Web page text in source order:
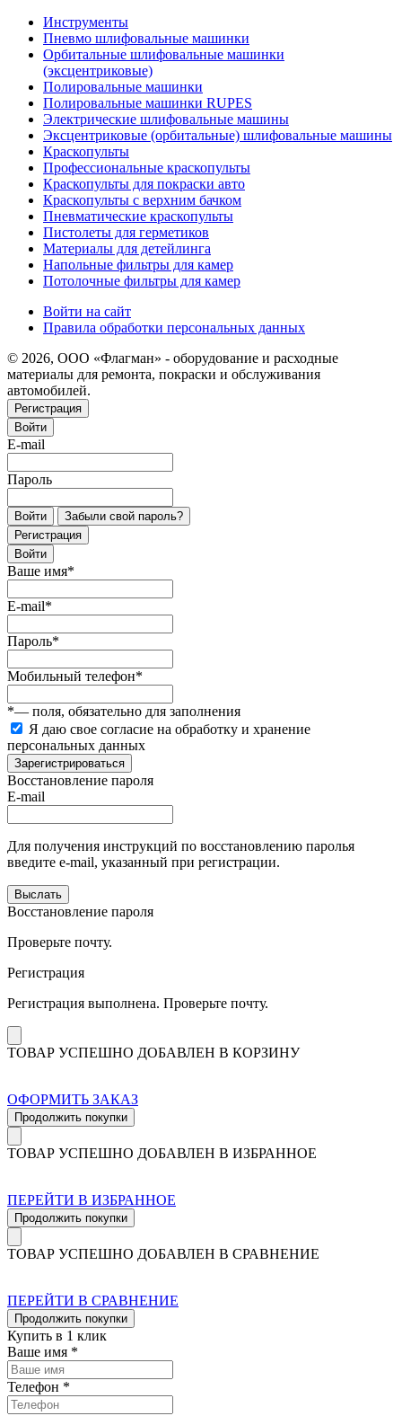
Инструменты
Пневмо шлифовальные машинки
Орбитальные шлифовальные машинки
(эксцентриковые)
Полировальные машинки
Полировальные машинки RUPES
Электрические шлифовальные машины
Эксцентриковые (орбитальные) шлифовальные машины
Краскопульты
Профессиональные краскопульты
Краскопульты для покраски авто
Краскопульты с верхним бачком
Пневматические краскопульты
Пистолеты для герметиков
Материалы для детейлинга
Напольные фильтры для камер
Потолочные фильтры для камер
Войти на сайт
Правила обработки персональных данных
© 2026, ООО «Флагман» - оборудование и расходные
материалы для ремонта, покраски и обслуживания
автомобилей.
Регистрация
Войти
E-mail
Пароль
Войти
Забыли свой пароль?
Регистрация
Войти
Ваше имя*
E-mail*
Пароль*
Мобильный телефон*
*— поля, обязательно для заполнения
Я даю свое согласие на обработку и хранение
персональных данных
Зарегистрироваться
Восстановление пароля
E-mail
Для получения инструкций по восстановлению паролья
введите e-mail, указанный при регистрации.
Выслать
Восстановление пароля
Проверьте почту.
Регистрация
Регистрация выполнена. Проверьте почту.
ТОВАР УСПЕШНО ДОБАВЛЕН В КОРЗИНУ
ОФОРМИТЬ ЗАКАЗ
Продолжить покупки
ТОВАР УСПЕШНО ДОБАВЛЕН В ИЗБРАННОЕ
ПЕРЕЙТИ В ИЗБРАННОЕ
Продолжить покупки
ТОВАР УСПЕШНО ДОБАВЛЕН В СРАВНЕНИЕ
ПЕРЕЙТИ В СРАВНЕНИЕ
Продолжить покупки
Купить в 1 клик
Ваше имя *
Телефон *